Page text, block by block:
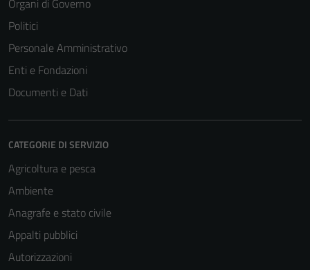
Organi di Governo
Politici
Personale Amministrativo
Enti e Fondazioni
Documenti e Dati
CATEGORIE DI SERVIZIO
Agricoltura e pesca
Ambiente
Anagrafe e stato civile
Appalti pubblici
Autorizzazioni